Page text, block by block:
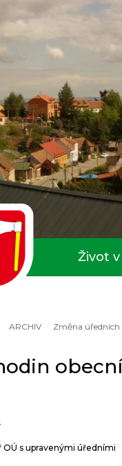
ARCHIV
s upravenými úředními
Život